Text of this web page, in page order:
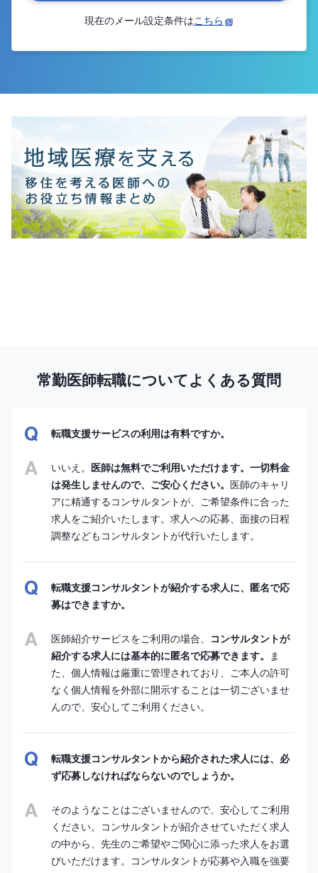
現在のメール設定条件はこちら
常勤医師転職についてよくある質問
転職支援サービスの利用は有料ですか。
いいえ。 医師は無料でご利用いただけます。一切料金
は発生しませんので、ご安心ください。 医師のキャリ
アに精通するコンサルタントが、ご希望条件に合った
求人をご紹介いたします。求人への応募、面接の日程
調整などもコンサルタントが代行いたします。
転職支援コンサルタントが紹介する求人に、匿名で応
募はできますか。
医師紹介サービスをご利用の場合、
コンサルタントが
紹介する求人には基本的に匿名で応募できます。 ま
た、個人情報は厳重に管理されており、ご本人の許可
なく個人情報を外部に開示することは一切ございませ
んので、安心してご利用ください。
転職支援コンサルタントから紹介された求人には、必
ず応募しなければならないのでしょうか。
そのようなことはございませんので、安心してご利用
ください。コンサルタントが紹介させていただく求人
の中から、先生のご希望やご関心に添った求人をお選
びいただけます。コンサルタントが応募や入職を強要